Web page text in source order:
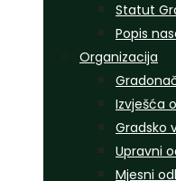
Statut
Popis
Organizacija
Izvješća
Gradsko
Upravni
Mjesni